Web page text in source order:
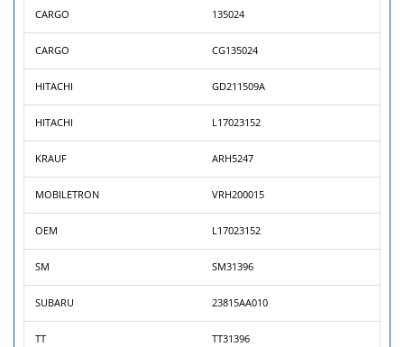
CARGO 135024
CARGO CG135024
HITACHI GD211509A
HITACHI L17023152
KRAUF ARH5247
MOBILETRON VRH200015
OEM L17023152
SM SM31396
SUBARU 23815AA010
TT TT31396